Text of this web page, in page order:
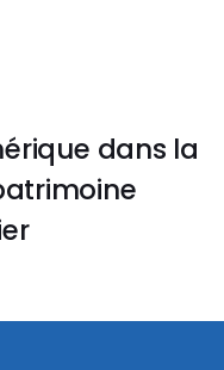
dans la